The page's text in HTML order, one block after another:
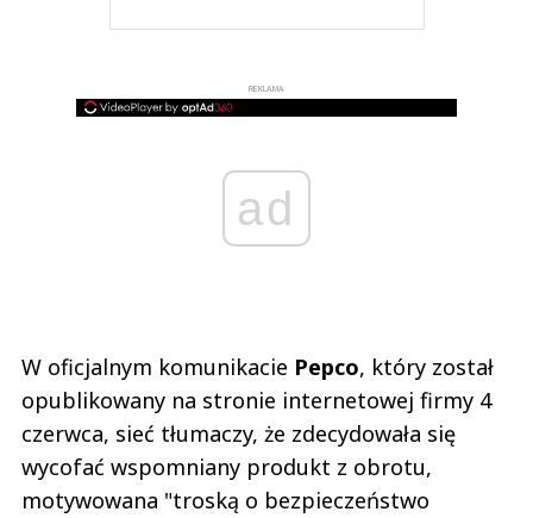
REKLAMA
ad
W oficjalnym komunikacie Pepco, który został
opublikowany na stronie internetowej firmy 4
czerwca, sieć tłumaczy, że zdecydowała się
wycofać wspomniany produkt z obrotu,
motywowana "troską o bezpieczeństwo